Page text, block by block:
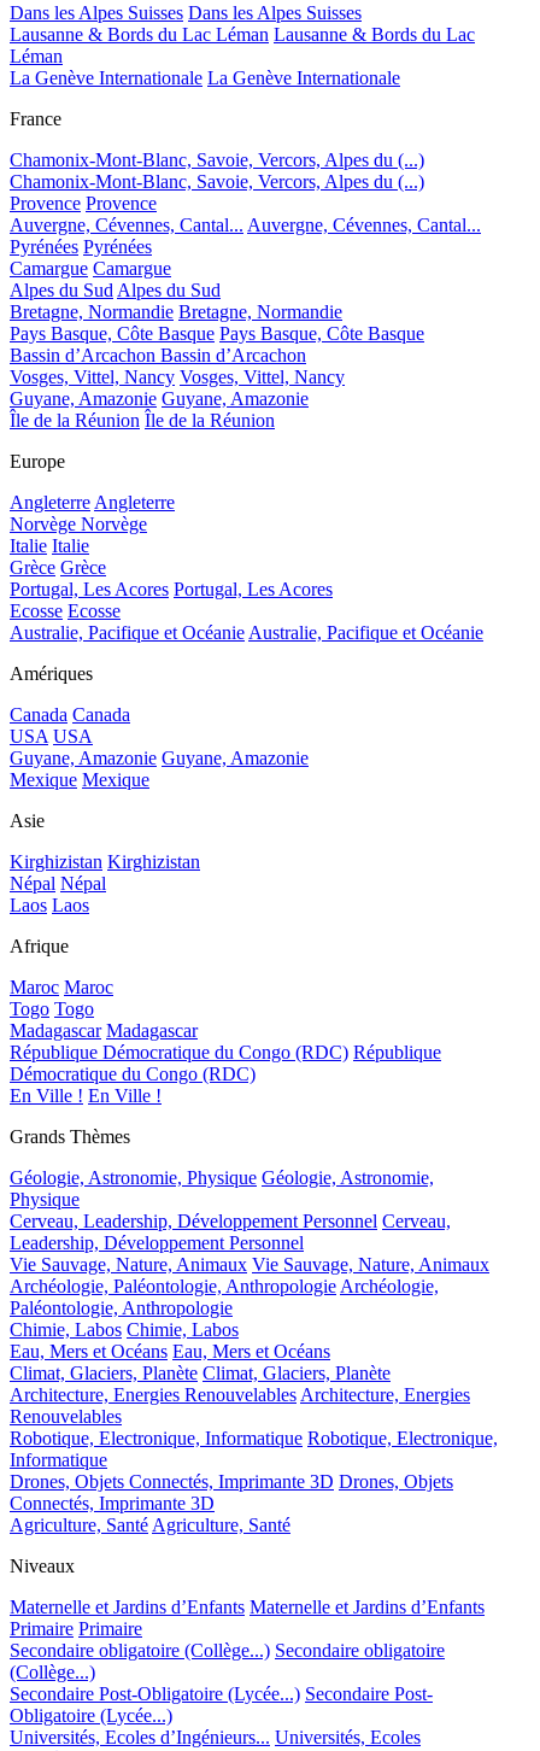
Dans les Alpes Suisses Dans les Alpes Suisses
Lausanne & Bords du Lac Léman Lausanne & Bords du Lac
Léman
La Genève Internationale La Genève Internationale
France
Chamonix-Mont-Blanc, Savoie, Vercors, Alpes du (...)
Chamonix-Mont-Blanc, Savoie, Vercors, Alpes du (...)
Provence Provence
Auvergne, Cévennes, Cantal... Auvergne, Cévennes, Cantal...
Pyrénées Pyrénées
Camargue Camargue
Alpes du Sud Alpes du Sud
Bretagne, Normandie Bretagne, Normandie
Pays Basque, Côte Basque Pays Basque, Côte Basque
Bassin d’Arcachon Bassin d’Arcachon
Vosges, Vittel, Nancy Vosges, Vittel, Nancy
Guyane, Amazonie Guyane, Amazonie
Île de la Réunion Île de la Réunion
Europe
Angleterre Angleterre
Norvège Norvège
Italie Italie
Grèce Grèce
Portugal, Les Acores Portugal, Les Acores
Ecosse Ecosse
Australie, Pacifique et Océanie Australie, Pacifique et Océanie
Amériques
Canada Canada
USA USA
Guyane, Amazonie Guyane, Amazonie
Mexique Mexique
Asie
Kirghizistan Kirghizistan
Népal Népal
Laos Laos
Afrique
Maroc Maroc
Togo Togo
Madagascar Madagascar
République Démocratique du Congo (RDC) République
Démocratique du Congo (RDC)
En Ville ! En Ville !
Grands Thèmes
Géologie, Astronomie, Physique Géologie, Astronomie,
Physique
Cerveau, Leadership, Développement Personnel Cerveau,
Leadership, Développement Personnel
Vie Sauvage, Nature, Animaux Vie Sauvage, Nature, Animaux
Archéologie, Paléontologie, Anthropologie Archéologie,
Paléontologie, Anthropologie
Chimie, Labos Chimie, Labos
Eau, Mers et Océans Eau, Mers et Océans
Climat, Glaciers, Planète Climat, Glaciers, Planète
Architecture, Energies Renouvelables Architecture, Energies
Renouvelables
Robotique, Electronique, Informatique Robotique, Electronique,
Informatique
Drones, Objets Connectés, Imprimante 3D Drones, Objets
Connectés, Imprimante 3D
Agriculture, Santé Agriculture, Santé
Niveaux
Maternelle et Jardins d’Enfants Maternelle et Jardins d’Enfants
Primaire Primaire
Secondaire obligatoire (Collège...) Secondaire obligatoire
(Collège...)
Secondaire Post-Obligatoire (Lycée...) Secondaire Post-
Obligatoire (Lycée...)
Universités, Ecoles d’Ingénieurs... Universités, Ecoles